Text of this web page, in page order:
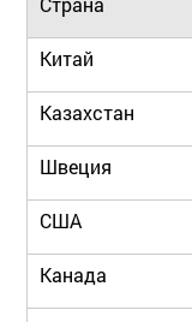
Китай
Казахстан
Швеция
США
Канада